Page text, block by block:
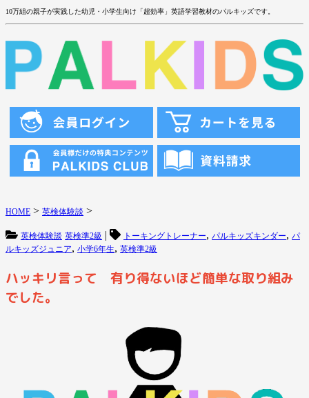
10万組の親子が実践した幼児・小学生向け「超効率」英語学習教材のパルキッズです。
HOME > 英検体験談 >
英検体験談 英検準2級 | トーキングトレーナー, パルキッズキンダー, パ
ルキッズジュニア, 小学6年生, 英検準2級
ハッキリ言って 有り得ないほど簡単な取り組み
でした。